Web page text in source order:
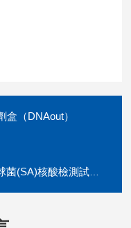
盒（DNAout）
(SA)核酸檢測試劑盒